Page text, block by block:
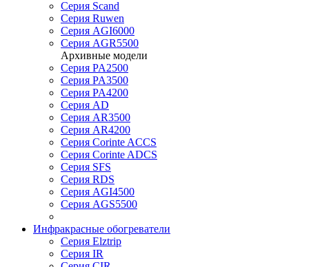
Серия Scand
Серия Ruwen
Серия AGI6000
Серия AGR5500
Архивные модели
Серия PA2500
Серия PA3500
Серия PA4200
Серия AD
Серия AR3500
Серия AR4200
Серия Corinte ACCS
Серия Corinte ADCS
Серия SFS
Серия RDS
Серия AGI4500
Серия AGS5500
Инфракрасные обогреватели
Серия Elztrip
Серия IR